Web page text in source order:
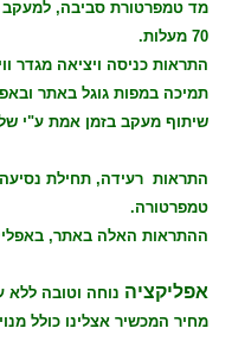
70 מעלות.
התראות כניסה ויציאה מגדר
תמיכה במפות גוגל באתר
שיתוף מעקב בזמן אמת ע"י
התראות רעידה, תחילת
טמפרטורה.
ההתראות האלה באתר,
אפליקציה נוחה וטובה ללא
מחיר המכשיר אצלינו כולל